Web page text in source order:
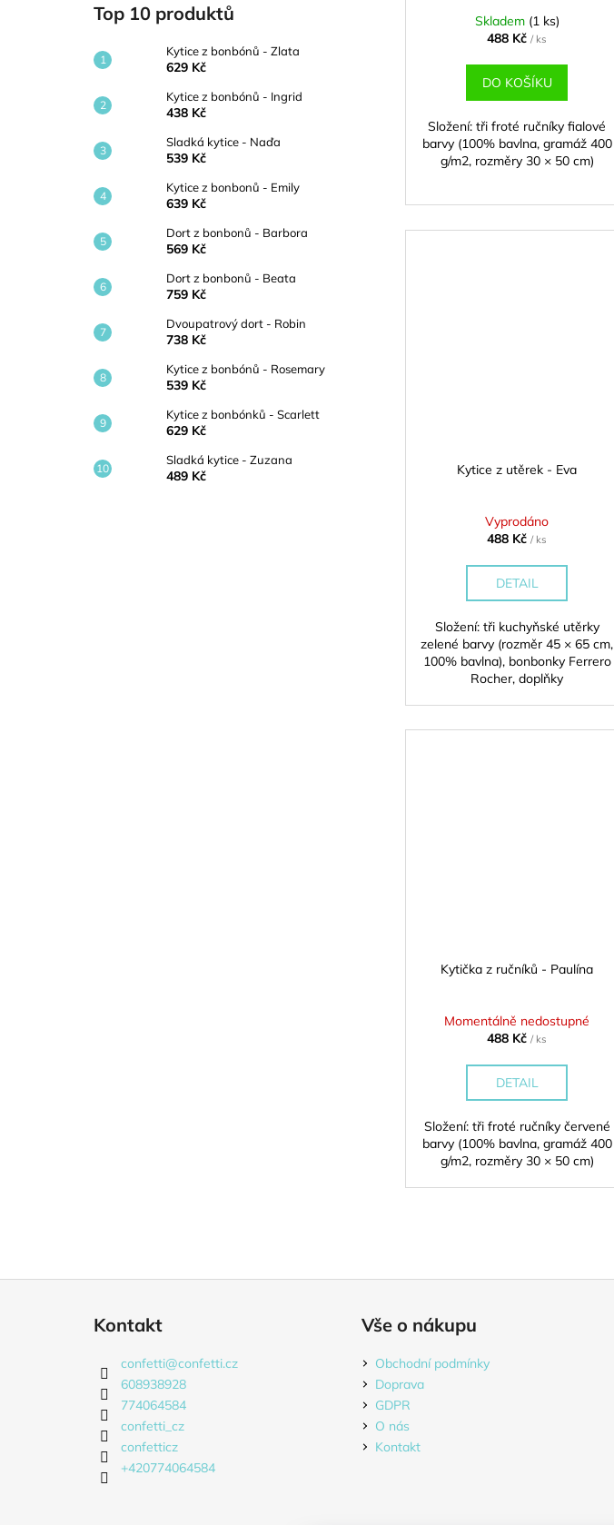
Top 10 produktů
Kytice z bonbónů - Zlata
629 Kč
Kytice z bonbónů - Ingrid
438 Kč
Sladká kytice - Naďa
539 Kč
Kytice z bonbonů - Emily
639 Kč
Dort z bonbonů - Barbora
569 Kč
Dort z bonbonů - Beata
759 Kč
Dvoupatrový dort - Robin
738 Kč
Kytice z bonbónů - Rosemary
539 Kč
Kytice z bonbónků - Scarlett
629 Kč
Sladká kytice - Zuzana
489 Kč
Skladem (1 ks)
488 Kč/ ks
DO KOŠÍKU
Složení: tři froté ručníky fialové
barvy (100% bavlna, gramáž 400
g/m2, rozměry 30 × 50 cm)
Kytice z utěrek - Eva
Vyprodáno
488 Kč/ ks
DETAIL
Složení: tři kuchyňské utěrky
zelené barvy (rozměr 45 × 65 cm,
100% bavlna), bonbonky Ferrero
Rocher, doplňky
Kytička z ručníků - Paulína
Momentálně nedostupné
488 Kč/ ks
DETAIL
Složení: tři froté ručníky červené
barvy (100% bavlna, gramáž 400
g/m2, rozměry 30 × 50 cm)
Kontakt
confetti@confetti.cz
608938928
774064584
confetti_cz
confetticz
+420774064584
Vše o nákupu
Obchodní podmínky
Doprava
GDPR
O nás
Kontakt